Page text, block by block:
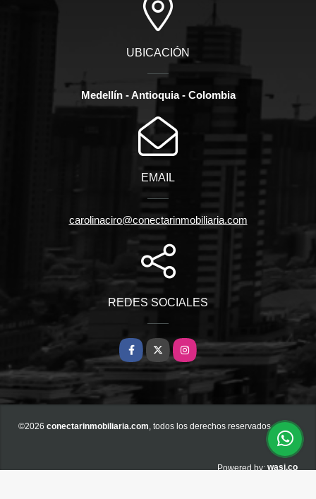
UBICACIÓN
Medellín - Antioquia - Colombia
EMAIL
carolinaciro@conectarinmobiliaria.com
REDES SOCIALES
Facebook
X Instagram
©2026 conectarinmobiliaria.com, todos los derechos reservados.
Powered by: wasi.co